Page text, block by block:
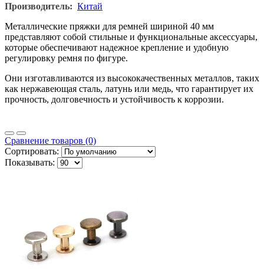
Производитель: Китай
Металлические пряжки для ремней шириной 40 мм
представляют собой стильные и функциональные аксессуары,
которые обеспечивают надежное крепление и удобную
регулировку ремня по фигуре.
Они изготавливаются из высококачественных металлов, таких
как нержавеющая сталь, латунь или медь, что гарантирует их
прочность, долговечность и устойчивость к коррозии.
Сравнение товаров (0)
Сортировать:
Показывать: